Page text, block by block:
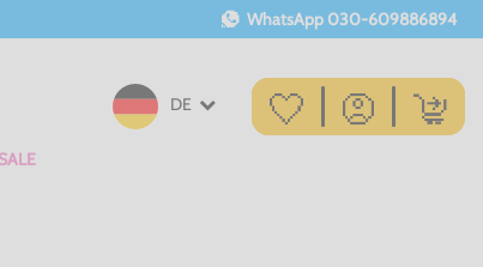
WhatsApp 030-609886894
DE